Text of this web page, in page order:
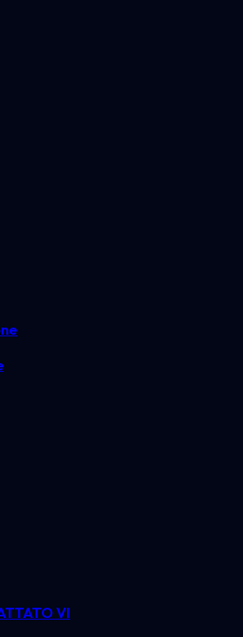
VI